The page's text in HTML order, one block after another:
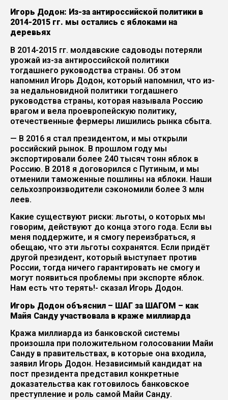
Игорь Додон: Из-за антироссийской политики в
2014-2015 гг. мы остались с яблоками на
деревьях
В 2014-2015 гг. молдавские садоводы потеряли
урожай из-за антироссийской политики
тогдашнего руководства страны. Об этом
напомнил Игорь Додон, который напомнил, что из-
за недальновидной политики тогдашнего
руководства страны, которая называла Россию
врагом и вела проевропейскую политику,
отечественные фермеры лишились рынка сбыта.
— В 2016 я стал президентом, и мы открыли
российский рынок. В прошлом году мы
экспортировали более 240 тысяч тонн яблок в
Россию. В 2018 я договорился с Путиным, и мы
отменили таможенные пошлины на яблоки. Наши
сельхозпроизводители сэкономили более 3 млн
леев.
Какие существуют риски: льготы, о которых мы
говорим, действуют до конца этого года. Если вы
меня поддержите, и я смогу переизбраться, я
обещаю, что эти льготы сохранятся. Если придёт
другой президент, который выступает против
России, тогда ничего гарантировать не смогу и
могут появиться проблемы при экспорте яблок.
Нам есть что терять!- сказал Игорь Додон.
Игорь Додон объяснил – ШАГ за ШАГОМ – как
Майя Санду участвовала в краже миллиарда
Кража миллиарда из банковской системы
произошла при положительном голосовании Майи
Санду в правительствах, в которые она входила,
заявил Игорь Додон. Независимый кандидат на
пост президента представил конкретные
доказательства как готовилось банковское
преступление и роль самой Майи Санду.